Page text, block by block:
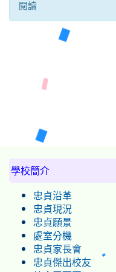
閱讀
學校簡介
忠貞沿革
忠貞現況
忠貞願景
處室分機
忠貞家長會
忠貞傑出校友